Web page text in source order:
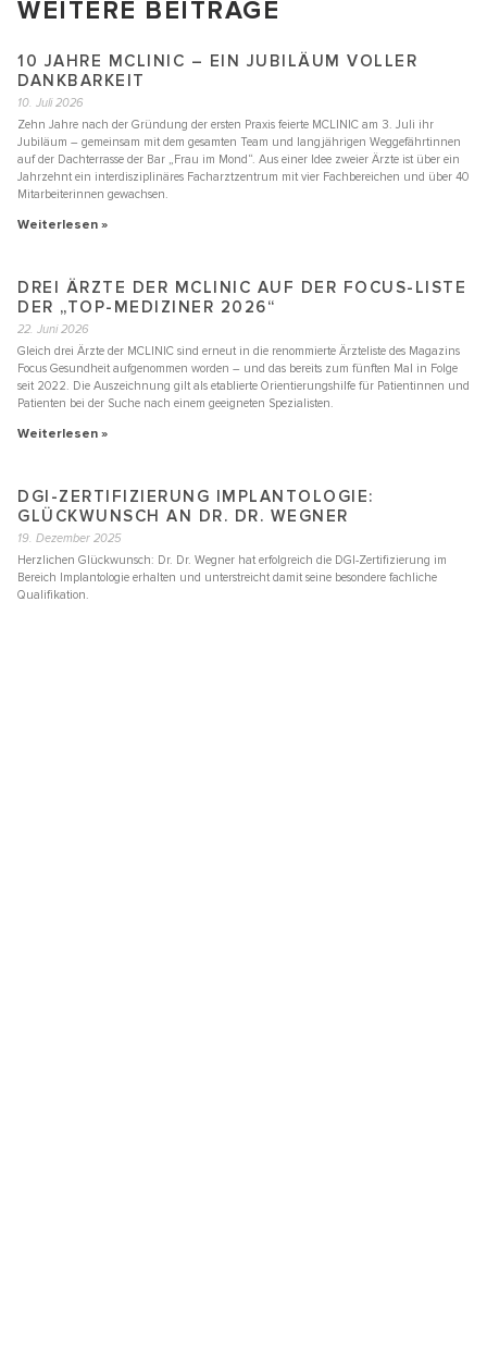
WEITERE BEITRÄGE
10 JAHRE MCLINIC – EIN JUBILÄUM VOLLER
DANKBARKEIT
10. Juli 2026
Zehn Jahre nach der Gründung der ersten Praxis feierte MCLINIC am 3. Juli ihr
Jubiläum – gemeinsam mit dem gesamten Team und langjährigen Weggefährtinnen
auf der Dachterrasse der Bar „Frau im Mond“. Aus einer Idee zweier Ärzte ist über ein
Jahrzehnt ein interdisziplinäres Facharztzentrum mit vier Fachbereichen und über 40
Mitarbeiterinnen gewachsen.
Weiterlesen »
DREI ÄRZTE DER MCLINIC AUF DER FOCUS-LISTE
DER „TOP-MEDIZINER 2026“
22. Juni 2026
Gleich drei Ärzte der MCLINIC sind erneut in die renommierte Ärzteliste des Magazins
Focus Gesundheit aufgenommen worden – und das bereits zum fünften Mal in Folge
seit 2022. Die Auszeichnung gilt als etablierte Orientierungshilfe für Patientinnen und
Patienten bei der Suche nach einem geeigneten Spezialisten.
Weiterlesen »
DGI-ZERTIFIZIERUNG IMPLANTOLOGIE:
GLÜCKWUNSCH AN DR. DR. WEGNER
19. Dezember 2025
Herzlichen Glückwunsch: Dr. Dr. Wegner hat erfolgreich die DGI-Zertifizierung im
Bereich Implantologie erhalten und unterstreicht damit seine besondere fachliche
Qualifikation.